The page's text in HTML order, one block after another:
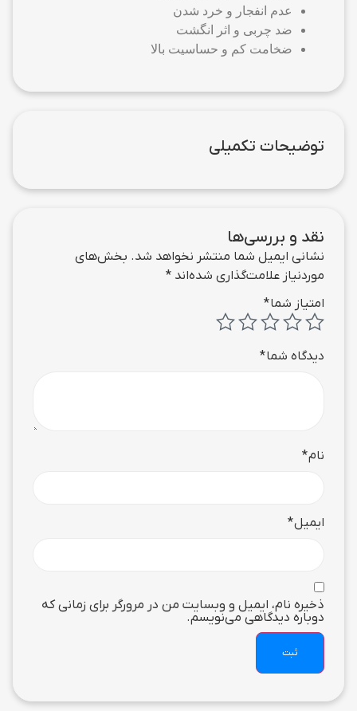
عدم انفجار و خرد شدن
ضد چربی و اثر انگشت
ضخامت کم و حساسیت بالا
توضیحات تکمیلی
نقد و بررسی‌ها
نشانی ایمیل شما منتشر نخواهد شد. بخش‌های
موردنیاز علامت‌گذاری شده‌اند *
امتیاز شما*
دیدگاه شما*
نام*
ایمیل*
ذخیره نام، ایمیل و وبسایت من در مرورگر برای زمانی که
دوباره دیدگاهی می‌نویسم.